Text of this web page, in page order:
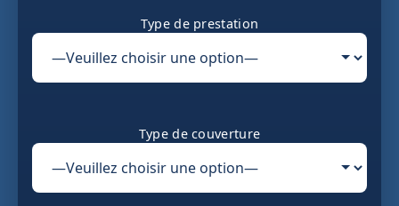
Type de prestation
Type de couverture